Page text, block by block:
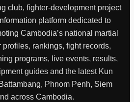
club, fighter-development project
platform dedicated to
Cambodia’s national martial
profiles, rankings, fight records,
programs, live events, results,
guides and the latest Kun
Phnom Penh, Siem
across Cambodia.